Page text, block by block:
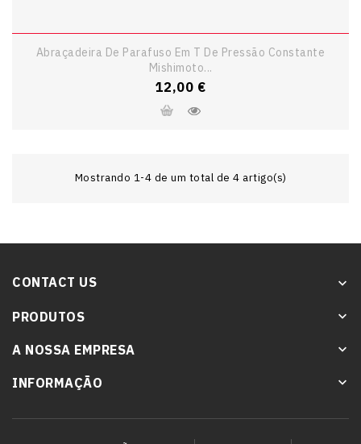
Abraçadeira De Parafuso Em T De Pressão Constante
Mishimoto...
Preço
12,00 €
Mostrando 1-4 de um total de 4 artigo(s)
CONTACT US keyboard_arrow_down
PRODUTOS keyboard_arrow_down
A NOSSA EMPRESA keyboard_arrow_down
INFORMAÇÃO 